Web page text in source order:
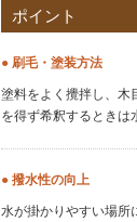
ポイント
● 刷毛・塗装方法
塗料をよく攪拌し、木
を得ず希釈するときは
● 撥水性の向上
水が掛かりやすい場所